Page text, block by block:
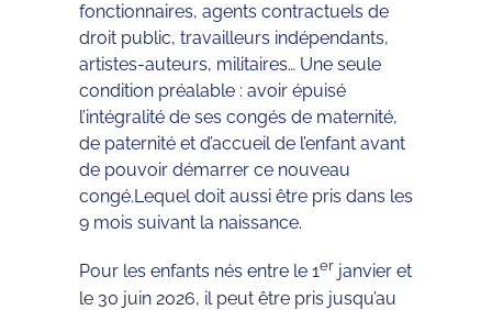
fonctionnaires, agents contractuels de
droit public, travailleurs indépendants,
artistes-auteurs, militaires… Une seule
condition préalable : avoir épuisé
l’intégralité de ses congés de maternité,
de paternité et d’accueil de l’enfant avant
de pouvoir démarrer ce nouveau
congé.Lequel doit aussi être pris dans les
9 mois suivant la naissance.
Pour les enfants nés entre le 1er janvier et
le 30 juin 2026, il peut être pris jusqu’au